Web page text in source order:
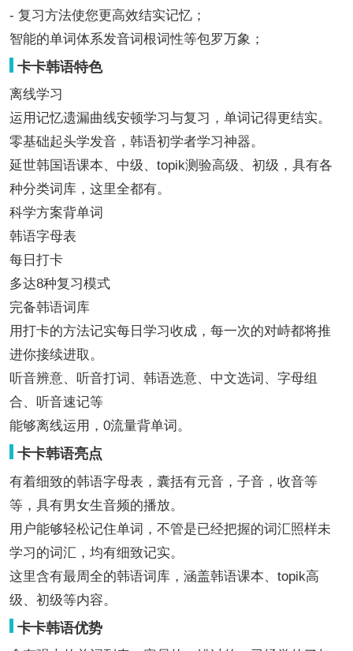
- 复习方法使您更高效结实记忆；
智能的单词体系发音词根词性等包罗万象；
卡卡韩语特色
离线学习
运用记忆遗漏曲线安顿学习与复习，单词记得更结实。
零基础起头学发音，韩语初学者学习神器。
延世韩国语课本、中级、topik测验高级、初级，具有各
种分类词库，这里全都有。
科学方案背单词
韩语字母表
每日打卡
多达8种复习模式
完备韩语词库
用打卡的方法记实每日学习收成，每一次的对峙都将推
进你接续进取。
听音辨意、听音打词、韩语选意、中文选词、字母组
合、听音速记等
能够离线运用，0流量背单词。
卡卡韩语亮点
有着细致的韩语字母表，囊括有元音，子音，收音等
等，具有男女生音频的播放。
用户能够轻松记住单词，不管是已经把握的词汇照样未
学习的词汇，均有细致记实。
这里含有最周全的韩语词库，涵盖韩语课本、topik高
级、初级等内容。
卡卡韩语优势